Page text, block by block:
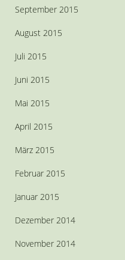
September 2015
August 2015
Juli 2015
Juni 2015
Mai 2015
April 2015
März 2015
Februar 2015
Januar 2015
Dezember 2014
November 2014